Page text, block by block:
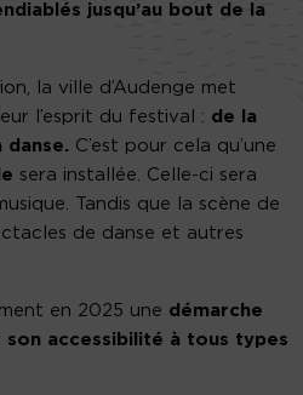
jusqu’au bout de la
la ville d’Audenge met
l’esprit du festival : de la
danse. C’est pour cela qu’une
sera installée. Celle-ci sera
Tandis que la scène de
de danse et autres
en 2025 une démarche
accessibilité à tous types